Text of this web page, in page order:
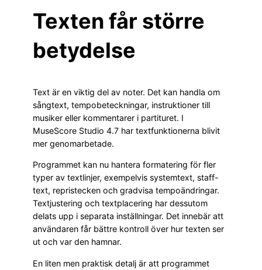
Texten får större
betydelse
Text är en viktig del av noter. Det kan handla om
sångtext, tempobeteckningar, instruktioner till
musiker eller kommentarer i partituret. I
MuseScore Studio 4.7 har textfunktionerna blivit
mer genomarbetade.
Programmet kan nu hantera formatering för fler
typer av textlinjer, exempelvis systemtext, staff-
text, repristecken och gradvisa tempoändringar.
Textjustering och textplacering har dessutom
delats upp i separata inställningar. Det innebär att
användaren får bättre kontroll över hur texten ser
ut och var den hamnar.
En liten men praktisk detalj är att programmet